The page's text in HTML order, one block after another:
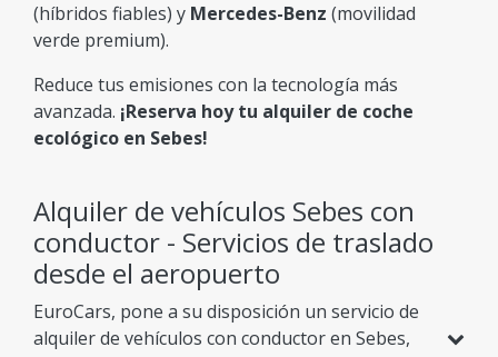
(híbridos fiables) y Mercedes-Benz (movilidad
verde premium).
Reduce tus emisiones con la tecnología más
avanzada. ¡Reserva hoy tu alquiler de coche
ecológico en Sebes!
Alquiler de vehículos Sebes con
conductor - Servicios de traslado
desde el aeropuerto
EuroCars, pone a su disposición un servicio de
alquiler de vehículos con conductor en Sebes,